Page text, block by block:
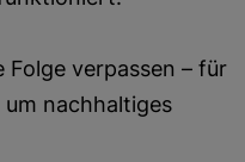
verpassen – für
nachhaltiges